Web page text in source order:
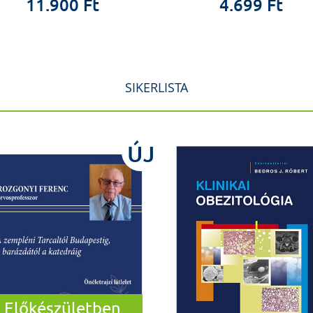
11.900 Ft 4.699 Ft
SIKERLISTA
ÚJ
Előkészületben